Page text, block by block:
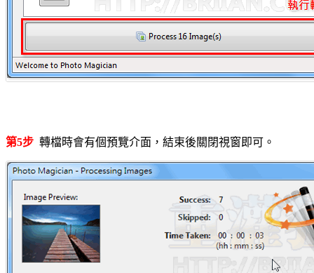
第5步 轉檔時會有個預覽介面，結束後關閉視窗即可。